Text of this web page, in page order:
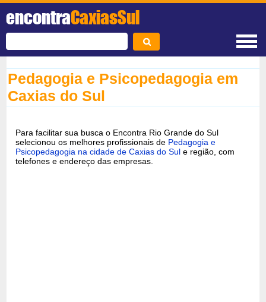
encontraCaxiasSul
Pedagogia e Psicopedagogia em
Caxias do Sul
Para facilitar sua busca o Encontra Rio Grande do Sul
selecionou os melhores profissionais de Pedagogia e
Psicopedagogia na cidade de Caxias do Sul e região, com
telefones e endereço das empresas.